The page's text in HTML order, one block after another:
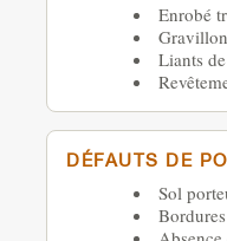
Enrobé
Liants
DÉFAUTS DE
Sol